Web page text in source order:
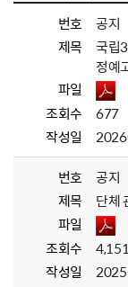
번호
공지
제목
국립
정예
파일
조회수
677
작성일
번호
공지
제목
단체
파일
조회수
4,151
작성일